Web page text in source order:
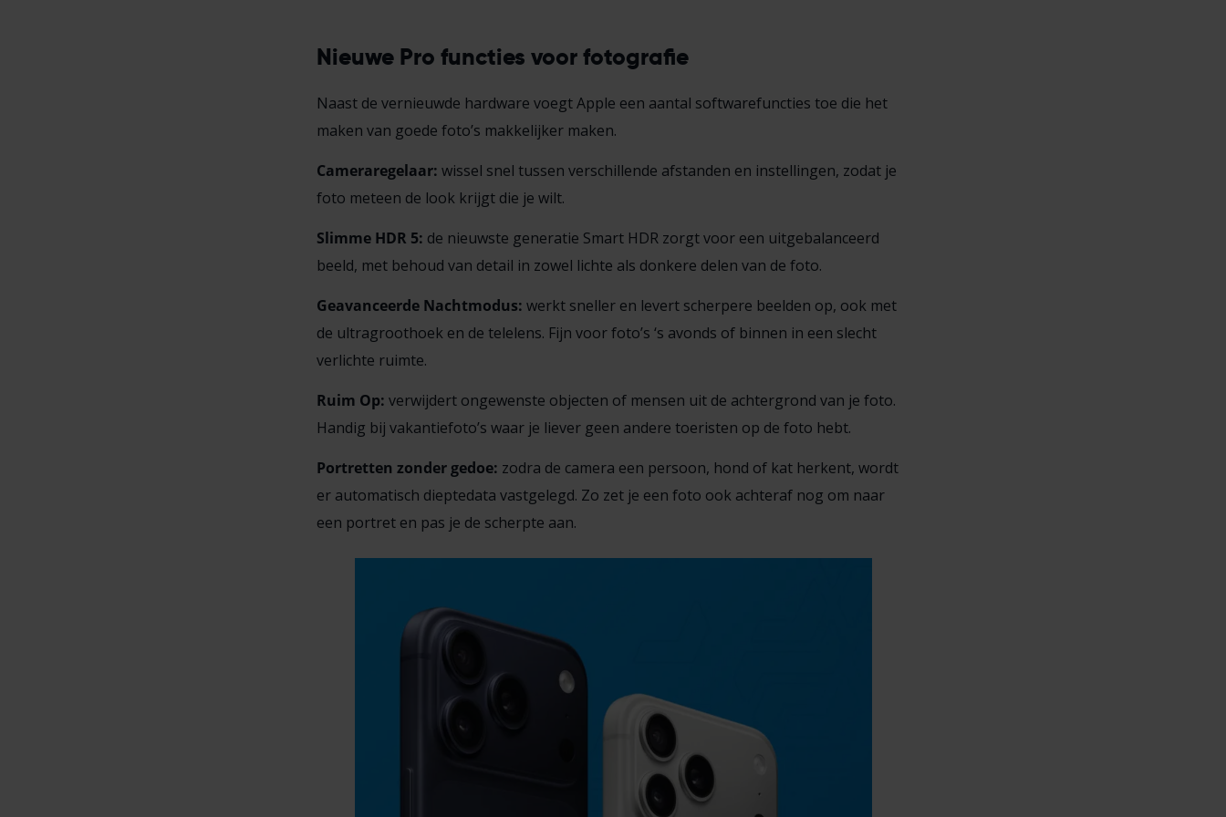
Nieuwe Pro functies voor fotografie
Naast de vernieuwde hardware voegt Apple een aantal softwarefuncties toe die het
maken van goede foto’s makkelijker maken.
Cameraregelaar: wissel snel tussen verschillende afstanden en instellingen, zodat je
foto meteen de look krijgt die je wilt.
Slimme HDR 5: de nieuwste generatie Smart HDR zorgt voor een uitgebalanceerd
beeld, met behoud van detail in zowel lichte als donkere delen van de foto.
Geavanceerde Nachtmodus: werkt sneller en levert scherpere beelden op, ook met
de ultragroothoek en de telelens. Fijn voor foto’s ‘s avonds of binnen in een slecht
verlichte ruimte.
Ruim Op: verwijdert ongewenste objecten of mensen uit de achtergrond van je foto.
Handig bij vakantiefoto’s waar je liever geen andere toeristen op de foto hebt.
Portretten zonder gedoe: zodra de camera een persoon, hond of kat herkent, wordt
er automatisch dieptedata vastgelegd. Zo zet je een foto ook achteraf nog om naar
een portret en pas je de scherpte aan.